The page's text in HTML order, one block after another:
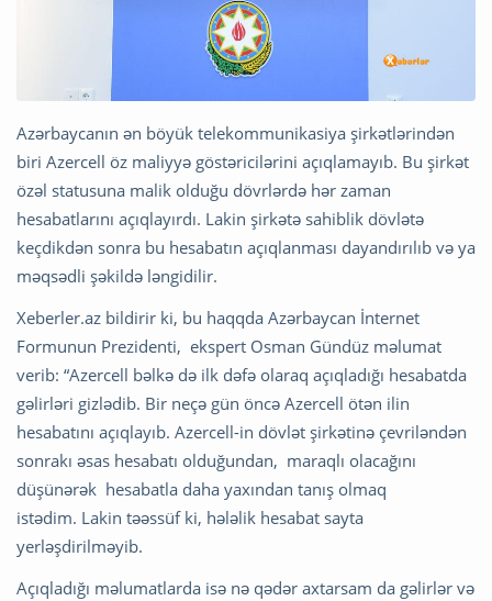
Azərbaycanın ən böyük telekommunikasiya şirkətlərindən
biri Azercell öz maliyyə göstəricilərini açıqlamayıb. Bu şirkət
özəl statusuna malik olduğu dövrlərdə hər zaman
hesabatlarını açıqlayırdı. Lakin şirkətə sahiblik dövlətə
keçdikdən sonra bu hesabatın açıqlanması dayandırılıb və ya
məqsədli şəkildə ləngidilir.
Xeberler.az bildirir ki, bu haqqda Azərbaycan İnternet
Formunun Prezidenti, ekspert Osman Gündüz məlumat
verib: “Azercell bəlkə də ilk dəfə olaraq açıqladığı hesabatda
gəlirləri gizlədib. Bir neçə gün öncə Azercell ötən ilin
hesabatını açıqlayıb. Azercell-in dövlət şirkətinə çevriləndən
sonrakı əsas hesabatı olduğundan, maraqlı olacağını
düşünərək hesabatla daha yaxından tanış olmaq
istədim. Lakin təəssüf ki, hələlik hesabat sayta
yerləşdirilməyib.
Açıqladığı məlumatlarda isə nə qədər axtarsam da gəlirlər və